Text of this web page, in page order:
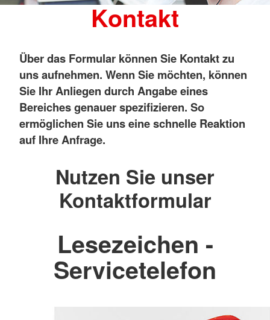
Kontakt
Über das Formular können Sie Kontakt zu
uns aufnehmen. Wenn Sie möchten, können
Sie Ihr Anliegen durch Angabe eines
Bereiches genauer spezifizieren. So
ermöglichen Sie uns eine schnelle Reaktion
auf Ihre Anfrage.
Nutzen Sie unser
Kontaktformular
Lesezeichen -
Servicetelefon